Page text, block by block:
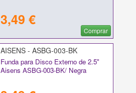
3,49 €
Comprar
AISENS - ASBG-003-BK
Funda para Disco Externo de 2.5"
Aisens ASBG-003-BK/ Negra